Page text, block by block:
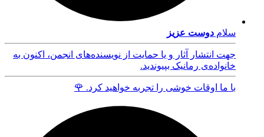
سلام دوست عزیز
جهت انتشار آثار و یا حمایت از نویسنده‌های انجمن، اکنون به
خانواده‌ی رمانیک بپیوندید.
با ما اوقات خوشی را تجربه خواهید کرد. 🌹